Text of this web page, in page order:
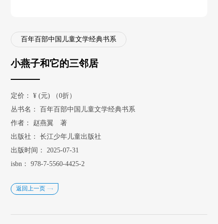
百年百部中国儿童文学经典书系
小燕子和它的三邻居
定价： ¥(元) （0折）
丛书名：
百年百部中国儿童文学经典书系
作者：
赵燕翼 著
出版社：
长江少年儿童出版社
出版时间：
2025-07-31
isbn：
978-7-5560-4425-2
返回上一页